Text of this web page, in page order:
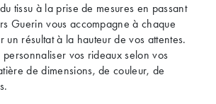
tissu à la prise de mesures en passant
Guerin vous accompagne à chaque
un résultat à la hauteur de vos attentes.
vos rideaux selon vos
de dimensions, de couleur, de